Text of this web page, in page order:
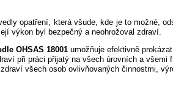
opatření, která všude, kde je to možné,
výkon byl bezpečný a neohrožoval zdraví.
OHSAS 18001 umožňuje efektivně
při práci přijatý na všech úrovních a všemi
všech osob ovlivňovaných činnostmi,